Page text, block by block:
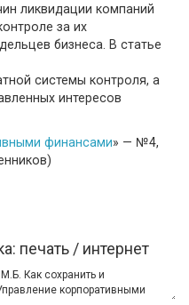
ликвидации компаний
за их
бизнеса. В статье
системы контроля, а
интересов
финансами» — №4,
печать / интернет